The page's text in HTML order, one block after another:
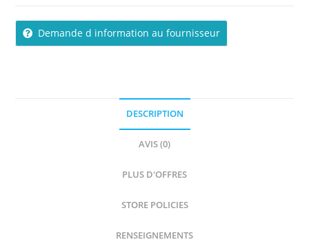
Demande d information au fournisseur
DESCRIPTION
AVIS (0)
PLUS D'OFFRES
STORE POLICIES
RENSEIGNEMENTS